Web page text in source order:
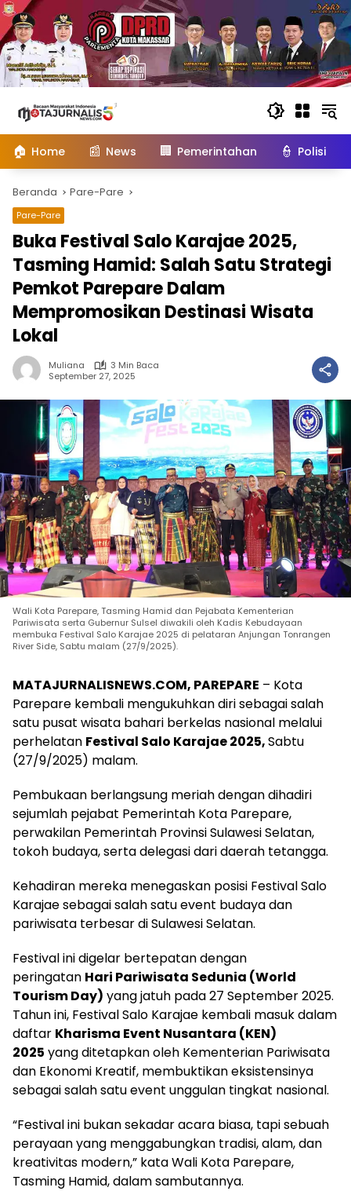
konten
🏠 Home 📰 News 🏢 Pemerintahan 👮 Polisi
Beranda Pare-Pare
Pare-Pare
Buka Festival Salo Karajae 2025,
Tasming Hamid: Salah Satu Strategi
Pemkot Parepare Dalam
Mempromosikan Destinasi Wisata
Lokal
Muliana
3 Min Baca
September 27, 2025
Wali Kota Parepare, Tasming Hamid dan Pejabata Kementerian
Pariwisata serta Gubernur Sulsel diwakili oleh Kadis Kebudayaan
membuka Festival Salo Karajae 2025 di pelataran Anjungan Tonrangen
River Side, Sabtu malam (27/9/2025).
MATAJURNALISNEWS.COM, PAREPARE – Kota
Parepare kembali mengukuhkan diri sebagai salah
satu pusat wisata bahari berkelas nasional melalui
perhelatan Festival Salo Karajae 2025,Sabtu
(27/9/2025) malam.
Pembukaan berlangsung meriah dengan dihadiri
sejumlah pejabat Pemerintah Kota Parepare,
perwakilan Pemerintah Provinsi Sulawesi Selatan,
tokoh budaya, serta delegasi dari daerah tetangga.
Kehadiran mereka menegaskan posisi Festival Salo
Karajae sebagai salah satu event budaya dan
pariwisata terbesar di Sulawesi Selatan.
Festival ini digelar bertepatan dengan
peringatan Hari Pariwisata Sedunia (World
Tourism Day) yang jatuh pada 27 September 2025.
Tahun ini, Festival Salo Karajae kembali masuk dalam
daftar Kharisma Event Nusantara (KEN)
2025 yang ditetapkan oleh Kementerian Pariwisata
dan Ekonomi Kreatif, membuktikan eksistensinya
sebagai salah satu event unggulan tingkat nasional.
“Festival ini bukan sekadar acara biasa, tapi sebuah
perayaan yang menggabungkan tradisi, alam, dan
kreativitas modern,” kata Wali Kota Parepare,
Tasming Hamid, dalam sambutannya.